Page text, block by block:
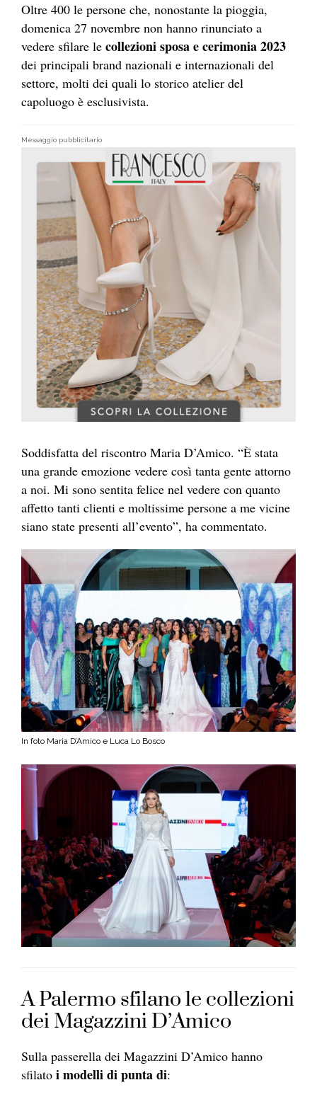
Oltre 400 le persone che, nonostante la pioggia,
domenica 27 novembre non hanno rinunciato a
vedere sfilare le collezioni sposa e cerimonia 2023
dei principali brand nazionali e internazionali del
settore, molti dei quali lo storico atelier del
capoluogo è esclusivista.
Messaggio pubblicitario
Soddisfatta del riscontro Maria D’Amico. “È stata
una grande emozione vedere così tanta gente attorno
a noi. Mi sono sentita felice nel vedere con quanto
affetto tanti clienti e moltissime persone a me vicine
siano state presenti all’evento”, ha commentato.
In foto Maria D’Amico e Luca Lo Bosco
A Palermo sfilano le collezioni
dei Magazzini D’Amico
Sulla passerella dei Magazzini D’Amico hanno
sfilato i modelli di punta di: